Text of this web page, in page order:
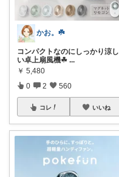
かお。☘️
コンパクトなのにしっかり涼し
い卓上扇風機☘ ...
￥ 5,480
0 2 560
コレ いいね